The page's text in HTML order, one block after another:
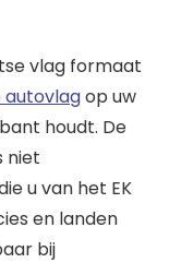
vlag formaat
autovlagop uw
houdt. De
niet
u van het EK
en landen
bij